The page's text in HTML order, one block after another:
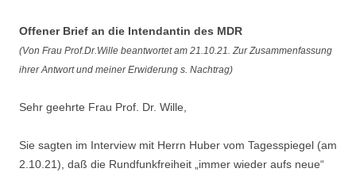
Offener Brief an die Intendantin des MDR
(Von Frau Prof.Dr.Wille beantwortet am 21.10.21. Zur Zusammenfassung
ihrer Antwort und meiner Erwiderung s. Nachtrag)
Sehr geehrte Frau Prof. Dr. Wille,
Sie sagten im Interview mit Herrn Huber vom Tagesspiegel (am
2.10.21), daß die Rundfunkfreiheit „immer wieder aufs neue“